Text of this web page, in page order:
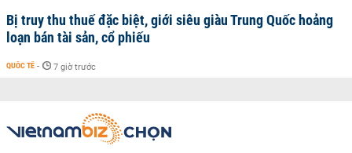
Bị truy thu thuế đặc biệt, giới siêu giàu Trung Quốc hoảng
loạn bán tài sản, cổ phiếu
QUỐC TẾ - 7 giờ trước